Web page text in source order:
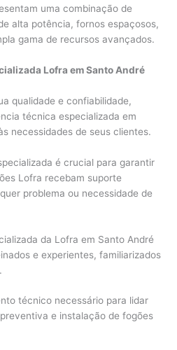
uma combinação de
alta potência, fornos espaçosos,
gama de recursos avançados.
Lofra em Santo André
qualidade e confiabilidade,
técnica especializada em
necessidades de seus clientes.
é crucial para garantir
Lofra recebam suporte
problema ou necessidade de
da Lofra em Santo André
e experientes, familiarizados
técnico necessário para lidar
e instalação de fogões